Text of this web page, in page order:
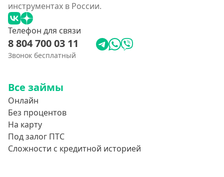
инструментах в России.
Телефон для связи
8 804 700 03 11
Звонок бесплатный
Все займы
Онлайн
Без процентов
На карту
Под залог ПТС
Сложности с кредитной историей